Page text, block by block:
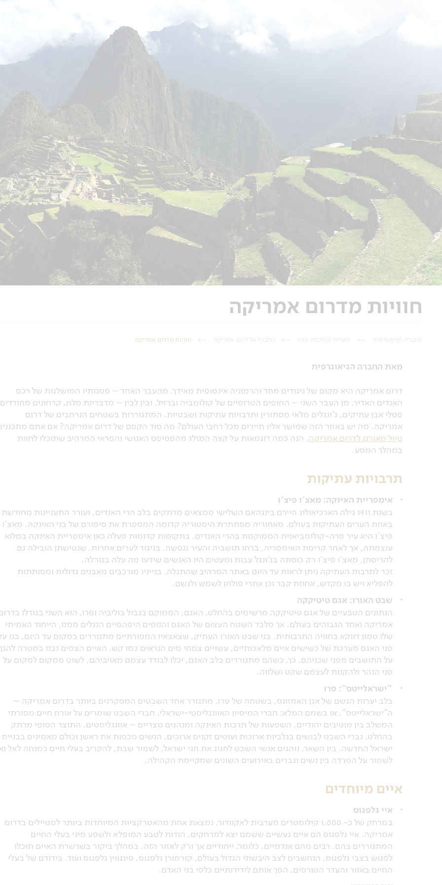
חוויות מדרום אמריקה
חוויות מדרום אמריקה
מאת החברה הגיאוגרפית
דרום אמריקה היא מקום של ניגודים מחד והרמוניה אינסופית מאידך. מהעבר האחד – פסגותיו המושלגות של רכס
האנדים האדיר, מן העבר השני – החופים הטרופיים של קולומביה וברזיל, ובין לבין – מדבריות מלח, קרחונים
פסלי אבן עתיקים, ג'ונגלים מלאי מסתורין ותרבויות עתיקות ושבטיות, המתגוררות בשטחים הנרחבים של דרום
אמריקה. מה יש באזור הזה שמושך אליו תיירים מכל רחבי העולם? מה סוד הקסם של דרום אמריקה? אם אתם
טיול מאורגן לדרום אמריקה, הנה כמה דוגמאות על קצה המזלג מהפסיפס האנושי והפראי המרהיב שתוכלו לחוות
במהלך המסע.
תרבויות עתיקות
אימפריית האינקה: מאצ'ו פיצ'ו
בשנת 1911 גילה הארכיאולוג היירם בינגהאם השלישי ממצאים מרתקים בלב הרי האנדים, ועורר התעניינות מחודשת
באחת הערים העתיקות בעולם. מאחוריה מסתתרת היסטוריה קדומה המספרת את סיפורם של בני האינקה. מאצ'ו
פיצ'ו היא עיר פרה-קולומביאנית הממוקמת בהרי האנדים. בתקופות קדומות פעלה כאן אימפריית האינקה במלוא
עוצמתה, אך לאחר קריסת האימפריה, ברחו תושביה והעיר ננטשה. בניגוד לערים אחרות, שנטישתן הובילה גם
להריסתן, מאצ'ו פיצ'ו רק כוסתה בג'ונגל עבות ומעטים היו האנשים שידעו מה עלה בגורלה.
זכר לתרבות העתיקה ניתן לראות עד היום באתר המרהיב שהתגלה. בנייניו מורכבים מאבנים גדולות ומסותתות
להפליא ויש בו מקדש, אחוזת קבר וכן אתרי פולחן לשמש ולגשם.
שבט האורו: אגם טיטיקקה
הנתונים הטבעיים של אגם טיטיקקה מרשימים בהחלט. האגם, הממוקם בגבול בוליביה ופרו, הוא השני בגודלו
אמריקה ואחד הגבוהים בעולם. אך מלבד השטח העצום של האגם והנופים היפהפיים הנגלים ממנו, הייחוד האמיתי
שלו טמון דווקא בחוויה התרבותית. בני שבט האורו העתיק, שצאצאיו המסורתיים מתגוררים במקום עד היום, בנו
פני האגם מערכת של כשישים איים מלאכותיים, עשויים צמחי מים הנראים כמו קש. האיים הצפים נבנו במטרה להגן
על התושבים מפני שכניהם. כך, כשהם מתגוררים בלב האגם, יכלו לבודד עצמם מאויביהם, לשוט ממקום למקום על
פני הנהר ולהקנות לעצמם שקט ושלווה.
"ישראלייטס": פרו
בלב יערות הגשם של אגן האמזונס, בשטחה של פרו, מתגורר אחד השבטים המסקרנים ביותר בדרום אמריקה –
ה"ישראלייטס", או בשמם המלא: חברי המיסיון האוונגליסטי-ישראלי. חברי השבט שומרים על אורח חיים מסורתי
המשלב בין מוטיבים יהודיים, השפעות של תרבות האינקה ומנהגים נוצריים – אוונגליסטים. התוצר הסופי מרתק
בהחלט. גברי השבט לבושים בגלביות ארוכות ועוטים זקנים ארוכים, הנשים מכסות את ראשן וכולם מאמינים בבניית
ישראל החדשה. בין השאר, נוהגים אנשי השבט לחגוג את חגי ישראל, לשמור שבת, להקריב בעלי חיים כמנחה לאל
לשמור על הפרדה בין נשים וגברים באירועים השונים שמקיימת הקהילה.
איים מיוחדים
איי גלפגוס
במרחק של כ- 1,000 קילומטרים מערבית לאקוודור, נמצאת אחת מהאטרקציות המיוחדות ביותר למטיילים בדרום
אמריקה. איי גלפגוס הם איים געשיים ששמם יצא למרחקים, הודות לטבע המופלא ולשפע מיני בעלי החיים
המתגוררים בהם. רבים מהם אנדמיים, כלומר, ייחודיים אך ורק לאזור הזה. במהלך ביקור בשרשרת האיים תוכלו
לפגוש בצבי גלפגוס, הנחשבים לצב היבשתי הגדול בעולם, קורמורן גלפגוס, פינגווין גלפגוס ועוד. בידודם של בעלי
החיים באזור והעדר הטורפים, הפך אותם לידידותיים כלפי בני האדם.